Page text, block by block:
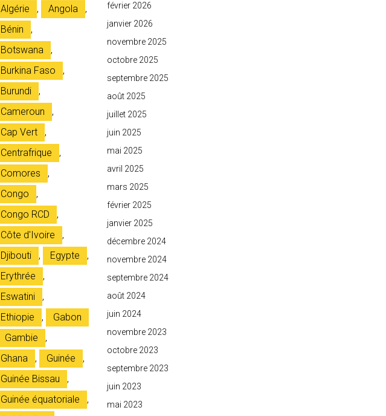
Algérie
, Angola
,
Bénin
,
Botswana
,
Burkina Faso
,
Burundi
,
Cameroun
,
Cap Vert
,
Centrafrique
,
Comores
,
Congo
,
Congo RCD
,
Côte d'Ivoire
,
Djibouti
, Egypte
,
Erythrée
,
Eswatini
,
Ethiopie
,
Gabon
Gambie
,
Ghana
, Guinée
,
Guinée Bissau
,
Guinée équatoriale
,
février 2026
janvier 2026
novembre 2025
octobre 2025
septembre 2025
août 2025
juillet 2025
juin 2025
mai 2025
avril 2025
mars 2025
février 2025
janvier 2025
décembre 2024
novembre 2024
septembre 2024
août 2024
juin 2024
novembre 2023
octobre 2023
septembre 2023
juin 2023
mai 2023